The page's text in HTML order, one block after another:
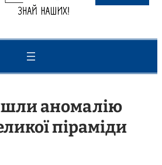
аномалію
піраміди